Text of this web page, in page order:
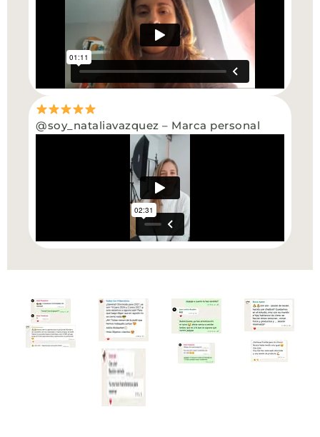
@soy_nataliavazquez – Marca personal